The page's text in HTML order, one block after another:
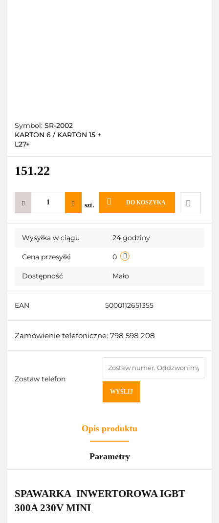
Symbol: SR-2002
KARTON 6 / KARTON 15 +
L27+
151.22
szt. DO KOSZYKA
Do
Wysyłka w ciągu 24 godziny
Cena przesyłki 0
Dostępność Mało
EAN 5000112651355
Zamówienie telefoniczne: 798 598 208
Zostaw telefon
WYŚLIJ
Opis produktu
Parametry
SPAWARKA INWERTOROWA IGBT
300A 230V MINI